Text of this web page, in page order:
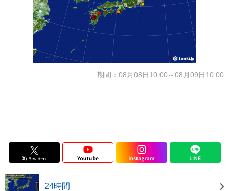
期間：08月08日10:00～08月09日10:00
24時間